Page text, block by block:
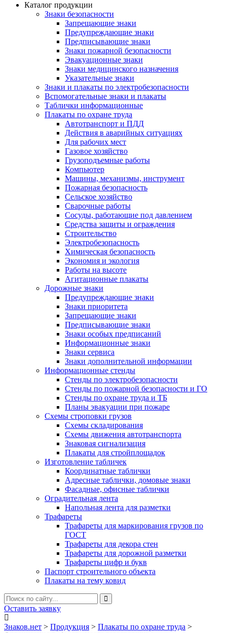
Каталог продукции
Знаки безопасности
Запрещающие знаки
Предупреждающие знаки
Предписывающие знаки
Знаки пожарной безопасности
Эвакуационные знаки
Знаки медицинского назначения
Указательные знаки
Знаки и плакаты по электробезопасности
Вспомогательные знаки и плакаты
Таблички информационные
Плакаты по охране труда
Автотранспорт и ПДД
Действия в аварийных ситуациях
Для рабочих мест
Газовое хозяйство
Грузоподъемные работы
Компьютер
Машины, механизмы, инструмент
Пожарная безопасность
Сельское хозяйство
Сварочные работы
Сосуды, работающие под давлением
Средства защиты и ограждения
Строительство
Электробезопасность
Химическая безопасность
Экономия и экология
Работы на высоте
Агитационные плакаты
Дорожные знаки
Предупреждающие знаки
Знаки приоритета
Запрещающие знаки
Предписывающие знаки
Знаки особых предписаний
Информационные знаки
Знаки сервиса
Знаки дополнительной информации
Информационные стенды
Стенды по электробезопасности
Стенды по пожарной безопасности и ГО
Стенды по охране труда и ТБ
Планы эвакуации при пожаре
Схемы строповки грузов
Схемы складирования
Схемы движения автотранспорта
Знаковая сигнализация
Плакаты для стройплощадок
Изготовление табличек
Координатные таблички
Адресные таблички, домовые знаки
Фасадные, офисные таблички
Оградительная лента
Напольная лента для разметки
Трафареты
Трафареты для маркирования грузов по
ГОСТ
Трафареты для декора стен
Трафареты для дорожной разметки
Трафареты цифр и букв
Паспорт строительного объекта
Плакаты на тему ковид
Оставить заявку
Знаков.нет > Продукция > Плакаты по охране труда >